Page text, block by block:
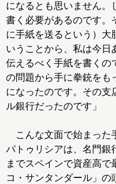
になるとも思いません。
書く必要があるのです。
に手紙を送るという）大
いうことから、私は今日
伝えるべく手紙を書くの
の問題から手に拳銃をも
になったのです。その支
ル銀行だったのです」
こんな文面で始まった
パトゥリシアは、名門銀
までスペインで資産高で
コ・サンタンダール」の